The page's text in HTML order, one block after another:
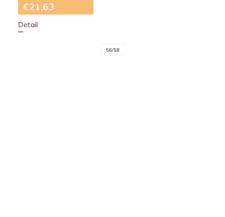
€21,63
Detail
56/58